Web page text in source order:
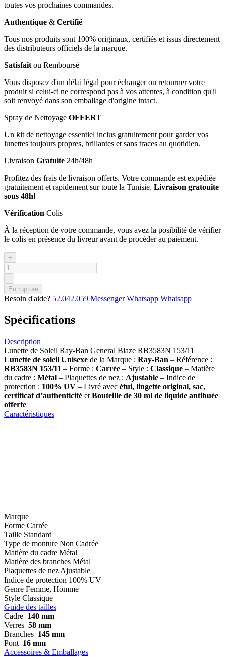
toutes vos prochaines commandes.
Authentique & Certifié
Tous nos produits sont 100% originaux, certifiés et issus directement
des distributeurs officiels de la marque.
Satisfait ou Remboursé
Vous disposez d'un délai légal pour échanger ou retourner votre
produit si celui-ci ne correspond pas à vos attentes, à condition qu'il
soit renvoyé dans son emballage d'origine intact.
Spray de Nettoyage OFFERT
Un kit de nettoyage essentiel inclus gratuitement pour garder vos
lunettes toujours propres, brillantes et sans traces au quotidien.
Livraison Gratuite 24h/48h
Profitez des frais de livraison offerts. Votre commande est expédiée
gratuitement et rapidement sur toute la Tunisie. Livraison gratouite
sous 48h!
Vérification Colis
À la réception de votre commande, vous avez la posibilité de vérifier
le colis en présence du livreur avant de procéder au paiement.
+
-
En rupture
Besoin d'aide? 52.042.059 Messenger Whatsapp Whatsapp
Spécifications
Description
Lunette de Soleil Ray-Ban General Blaze RB3583N 153/11
Lunette de soleil Unisexe de la Marque : Ray-Ban – Référence :
RB3583N 153/11 – Forme : Carrée – Style : Classique – Matière
du cadre : Métal – Plaquettes de nez : Ajustable – Indice de
protection : 100% UV – Livré avec étui, lingette original, sac,
certificat d’authenticité et Bouteille de 30 ml de liquide antibuée
offerte
Caractéristiques
Marque
Forme Carrée
Taille Standard
Type de monture Non Cadrée
Matière du cadre Métal
Matière des branches Métal
Plaquettes de nez Ajustable
Indice de protection 100% UV
Genre Femme, Homme
Style Classique
Guide des tailles
Cadre 140 mm
Verres 58 mm
Branches 145 mm
Pont 16 mm
Accessoires & Emballages